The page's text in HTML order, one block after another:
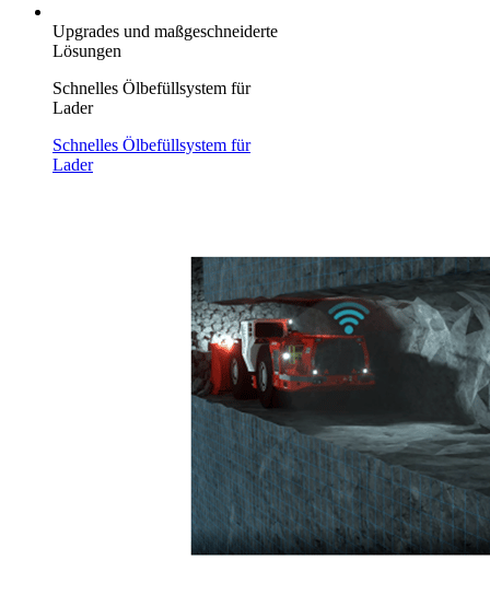
Upgrades und maßgeschneiderte
Lösungen
Schnelles Ölbefüllsystem für
Lader
Schnelles Ölbefüllsystem für
Lader